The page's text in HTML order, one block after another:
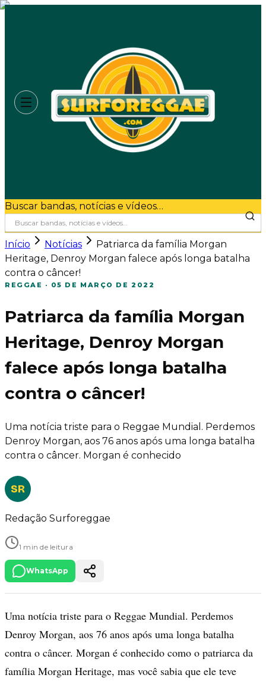
Buscar bandas, notícias e vídeos…
Início Notícias
Patriarca da família Morgan
Heritage, Denroy Morgan falece após longa batalha
contra o câncer!
REGGAE · 05 DE MARÇO DE 2022
Patriarca da família Morgan
Heritage, Denroy Morgan
falece após longa batalha
contra o câncer!
Uma notícia triste para o Reggae Mundial. Perdemos
Denroy Morgan, aos 76 anos após uma longa batalha
contra o câncer. Morgan é conhecido
SR
Redação Surforeggae
1 min de leitura
WhatsApp
Uma notícia triste para o Reggae Mundial. Perdemos
Denroy Morgan, aos 76 anos após uma longa batalha
contra o câncer. Morgan é conhecido como o patriarca da
família Morgan Heritage, mas você sabia que ele teve